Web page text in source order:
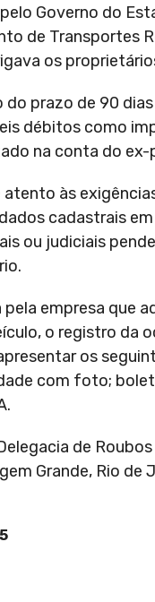
Governo do
de Transportes
os
prazo de 90
débitos como
na conta do
às
cadastrais
ou judiciais
empresa que
o registro da
os
com foto;
de
Grande, Rio